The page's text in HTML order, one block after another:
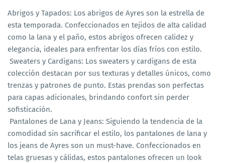
Abrigos y Tapados: Los abrigos de Ayres son la estrella de
esta temporada. Confeccionados en tejidos de alta calidad
como la lana y el paño, estos abrigos ofrecen calidez y
elegancia, ideales para enfrentar los días fríos con estilo.
Sweaters y Cardigans: Los sweaters y cardigans de esta
colección destacan por sus texturas y detalles únicos, como
trenzas y patrones de punto. Estas prendas son perfectas
para capas adicionales, brindando confort sin perder
sofisticación.
Pantalones de Lana y Jeans: Siguiendo la tendencia de la
comodidad sin sacrificar el estilo, los pantalones de lana y
los jeans de Ayres son un must-have. Confeccionados en
telas gruesas y cálidas, estos pantalones ofrecen un look